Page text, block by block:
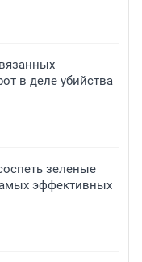
в деле убийства
зеленые
эффективных